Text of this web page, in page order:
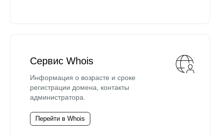
Сервис Whois
Информация о возрасте и сроке
регистрации домена, контакты
администратора.
Перейти в Whois